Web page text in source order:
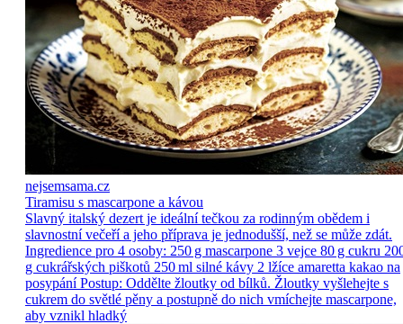
nejsemsama.cz
Tiramisu s mascarpone a kávou
Slavný italský dezert je ideální tečkou za rodinným obědem i
slavnostní večeří a jeho příprava je jednodušší, než se může zdát.
Ingredience pro 4 osoby: 250 g mascarpone 3 vejce 80 g cukru
g cukrářských piškotů 250 ml silné kávy 2 lžíce amaretta kakao na
posypání Postup: Oddělte žloutky od bílků. Žloutky vyšlehejte s
cukrem do světlé pěny a postupně do nich vmíchejte mascarpone,
aby vznikl hladký